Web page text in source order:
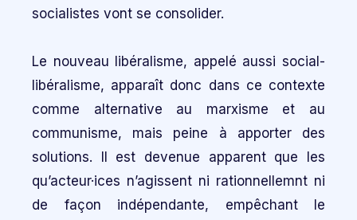
socialistes vont se consolider.
Le nouveau libéralisme, appelé aussi social-
libéralisme, apparaît donc dans ce contexte
comme alternative au marxisme et au
communisme, mais peine à apporter des
solutions. Il est devenue apparent que les
qu’acteur·ices n’agissent ni rationnellemnt ni
de façon indépendante, empêchant le